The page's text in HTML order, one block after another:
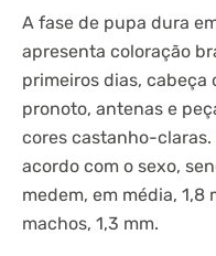
A fase de pupa dura
apresenta coloração
primeiros dias,
pronoto, antenas e
cores castanho-
acordo com o sexo,
medem, em média, 1,8
machos, 1,3 mm.